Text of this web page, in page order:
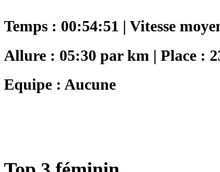
Temps : 00:54:51 | Vitesse
Allure : 05:30 par km | Place :
Equipe : Aucune